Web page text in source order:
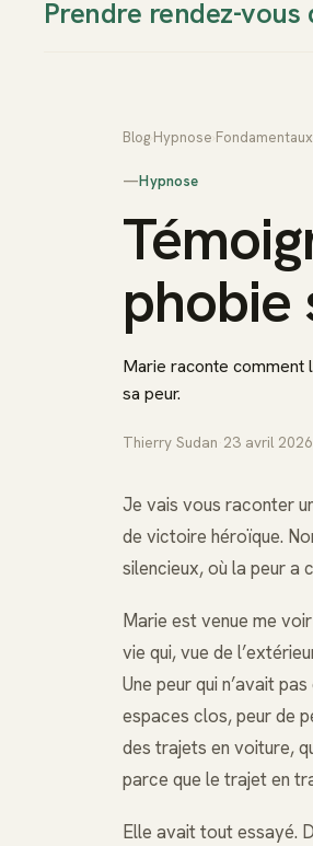
Prendre rendez-
Blog Hypnose Fondamentaux
—Hypnose
Marie raconte comment
sa peur.
Thierry Sudan 23 avril 2026
Je vais vous raconter
de victoire héroïque.
silencieux, où la peur a
Marie est venue me
vie qui, vue de
Une peur qui n’avait
espaces clos, peur de
des trajets en voiture,
parce que le trajet en
Elle avait tout essayé.